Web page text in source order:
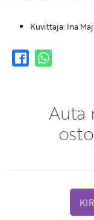
Kuvittaja: Ina
Auta